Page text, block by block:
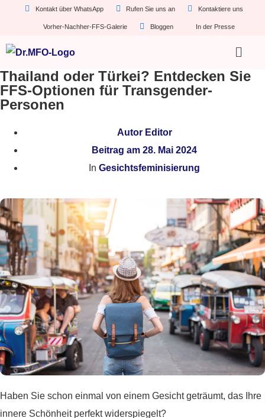
Kontakt über WhatsApp Rufen Sie uns an Kontaktiere uns
Vorher-Nachher-FFS-Galerie Bloggen In der Presse
Thailand oder Türkei? Entdecken Sie
FFS-Optionen für Transgender-
Personen
AutorEditor
Beitrag am 28. Mai 2024
In Gesichtsfeminisierung
Haben Sie schon einmal von einem Gesicht geträumt, das Ihre
innere Schönheit perfekt widerspiegelt?